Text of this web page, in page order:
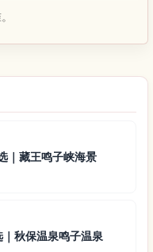
｜藏王鸣子峡海景
秋保温泉鸣子温泉